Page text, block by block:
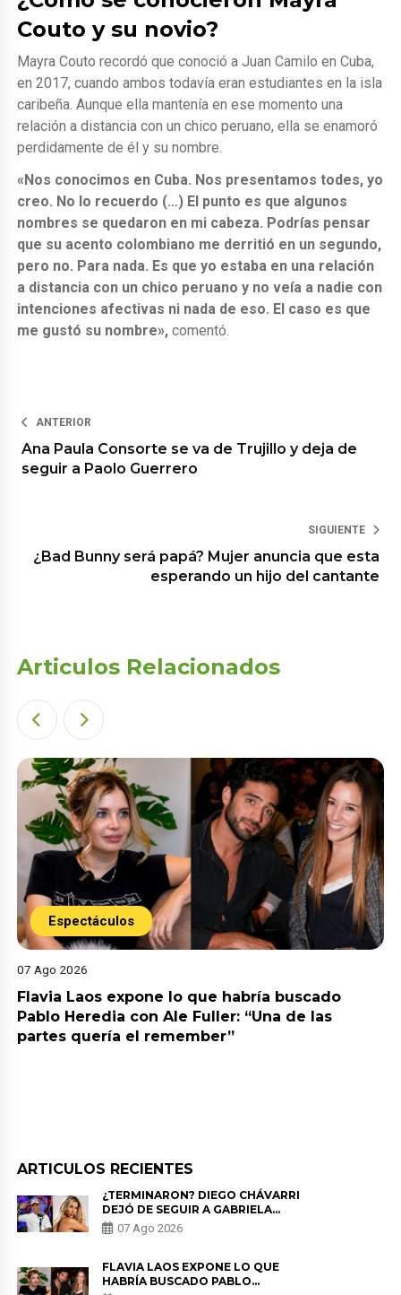
Couto y su novio?
Mayra Couto recordó que conoció a Juan Camilo en Cuba,
en 2017, cuando ambos todavía eran estudiantes en la isla
caribeña. Aunque ella mantenía en ese momento una
relación a distancia con un chico peruano, ella se enamoró
perdidamente de él y su nombre.
«Nos conocimos en Cuba. Nos presentamos todes, yo
creo. No lo recuerdo (…) El punto es que algunos
nombres se quedaron en mi cabeza. Podrías pensar
que su acento colombiano me derritió en un segundo,
pero no. Para nada. Es que yo estaba en una relación
a distancia con un chico peruano y no veía a nadie con
intenciones afectivas ni nada de eso. El caso es que
me gustó su nombre»,comentó.
ANTERIOR
Ana Paula Consorte se va de Trujillo y deja de
seguir a Paolo Guerrero
SIGUIENTE
¿Bad Bunny será papá? Mujer anuncia que esta
esperando un hijo del cantante
Articulos Relacionados
Espectáculos
07 Ago 2026
Flavia Laos expone lo que habría buscado
Pablo Heredia con Ale Fuller: “Una de las
partes quería el remember”
ARTICULOS RECIENTES
¿TERMINARON? DIEGO CHÁVARRI
DEJÓ DE SEGUIR A GABRIELA
HERRERA Y ANUNCIA SU SALIDA
DE PÓDCAST
07 Ago 2026
FLAVIA LAOS EXPONE LO QUE
HABRÍA BUSCADO PABLO